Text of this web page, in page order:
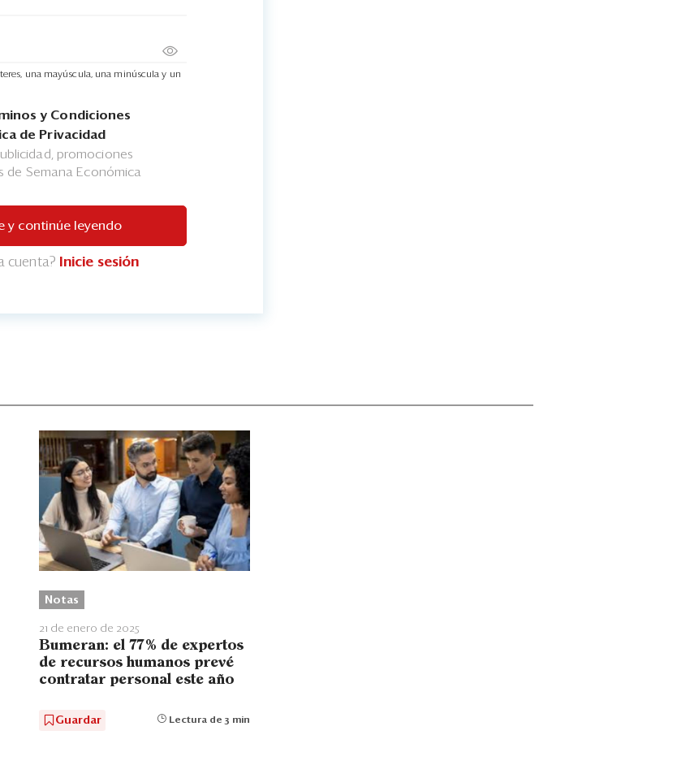
una mayúscula, una minúscula y un
y Condiciones
de Privacidad
promociones
de Semana Económica
y continúe leyendo
cuenta? Inicie sesión
Notas
21 de enero de 2025
Bumeran: el 77% de expertos
de recursos humanos prevé
contratar personal este año
Guardar Lectura de 3 min